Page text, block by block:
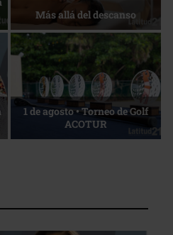
competitividad
La esencia del servicio